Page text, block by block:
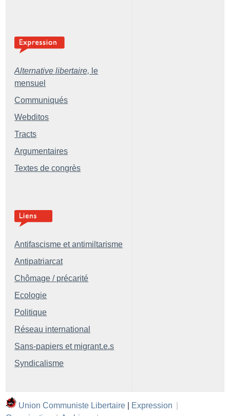
Alternative libertaire, le
mensuel
Communiqués
Webditos
Tracts
Argumentaires
Textes de congrès
Antifascisme et antimiltarisme
Antipatriarcat
Chômage / précarité
Ecologie
Politique
Réseau international
Sans-papiers et migrant.e.s
Syndicalisme
Union Communiste Libertaire Expression